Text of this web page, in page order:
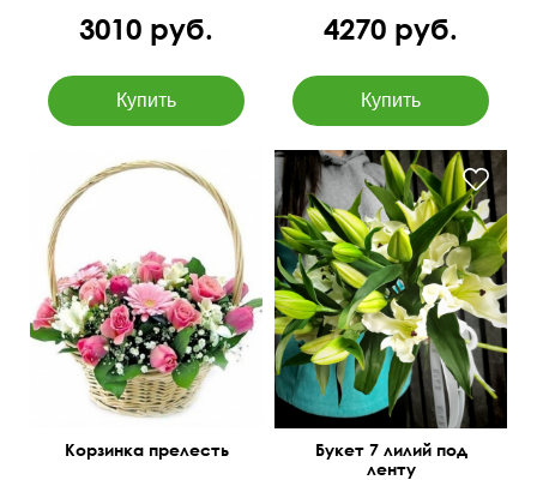
3010 руб. 4270 руб.
Роза, гермини,
альстромерия, тюльпаны,
гипсофила
40 см
40 см
Корзинка прелесть
70 см 50 см
Букет 7 лилий под
ленту